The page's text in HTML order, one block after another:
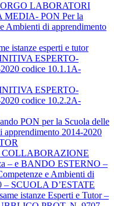
LABORATORI
PON Per la
Ambienti di apprendimento
istanze esperti e tutor
ESPERTO-
codice 10.1.1A-
ESPERTO-
codice 10.2.2A-
PON per la Scuola delle
apprendimento 2014-2020
COLLABORAZIONE
– e BANDO ESTERNO –
e Ambienti di
– SCUOLA D’ESTATE
istanze Esperti e Tutor –